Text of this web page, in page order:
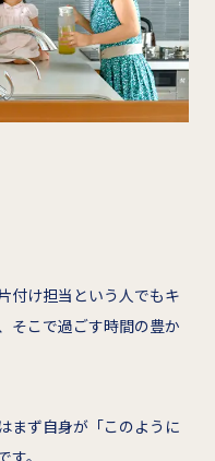
付け担当という人でもキ
そこで過ごす時間の豊か
まず自身が「このように
。